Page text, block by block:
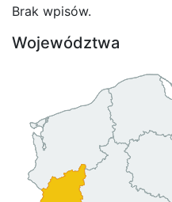
Brak wpisów.
Województwa